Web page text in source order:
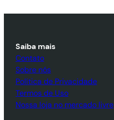
Saiba mais
Contato
Sobre nós
Política de Privacidade
Termos de Uso
Nossa loja no mercado livre